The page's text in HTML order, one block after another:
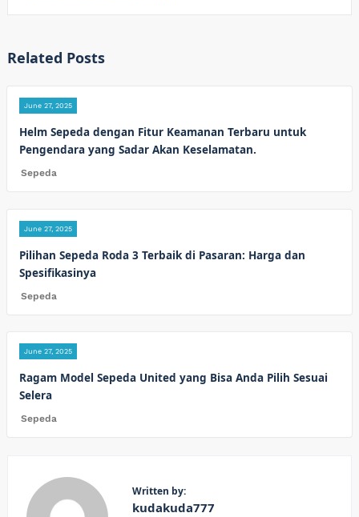
Related Posts
June 27, 2025
Helm Sepeda dengan Fitur Keamanan Terbaru untuk
Pengendara yang Sadar Akan Keselamatan.
Sepeda
June 27, 2025
Pilihan Sepeda Roda 3 Terbaik di Pasaran: Harga dan
Spesifikasinya
Sepeda
June 27, 2025
Ragam Model Sepeda United yang Bisa Anda Pilih Sesuai
Selera
Sepeda
Written by:
kudakuda777